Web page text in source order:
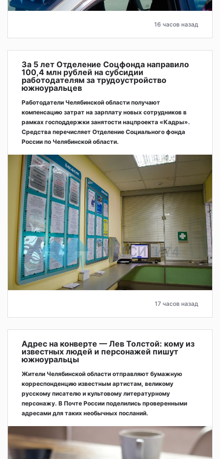
16 часов назад
За 5 лет Отделение Соцфонда направило
100,4 млн рублей на субсидии
работодателям за трудоустройство
южноуральцев
Работодатели Челябинской области получают
компенсацию затрат на зарплату новых сотрудников в
рамках господдержки занятости нацпроекта «Кадры».
Средства перечисляет Отделение Социального фонда
России по Челябинской области.
17 часов назад
Адрес на конверте — Лев Толстой: кому из
известных людей и персонажей пишут
южноуральцы
Жители Челябинской области отправляют бумажную
корреспонденцию известным артистам, великому
русскому писателю и культовому литературному
персонажу. В Почте России поделились проверенными
адресами для таких необычных посланий.